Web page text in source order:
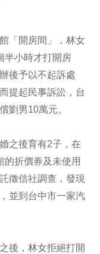
「開房間」，林女
半小時才打開房
後予以不起訴處
提起民事訴訟，台
劉男10萬元。
之後育有2子，在
的折價券及未使用
徵信社調查，發現
並到台中市一家汽
後，林女拒絕打開